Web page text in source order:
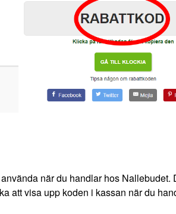
när du handlar hos
att visa upp koden i kassan när du